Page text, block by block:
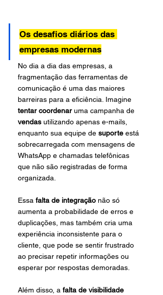
Os desafios diários das
empresas modernas
No dia a dia das empresas, a
fragmentação das ferramentas de
comunicação é uma das maiores
barreiras para a eficiência. Imagine
tentar coordenar uma campanha de
vendas utilizando apenas e-mails,
enquanto sua equipe de suporte está
sobrecarregada com mensagens de
WhatsApp e chamadas telefônicas
que não são registradas de forma
organizada.
Essa falta de integração não só
aumenta a probabilidade de erros e
duplicações, mas também cria uma
experiência inconsistente para o
cliente, que pode se sentir frustrado
ao precisar repetir informações ou
esperar por respostas demoradas.
Além disso, a falta de visibilidade